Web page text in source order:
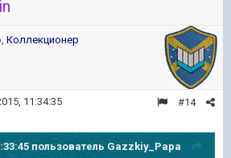
, Коллекционер
#14
11:34:35
пользователь Gazzkiy_Papa